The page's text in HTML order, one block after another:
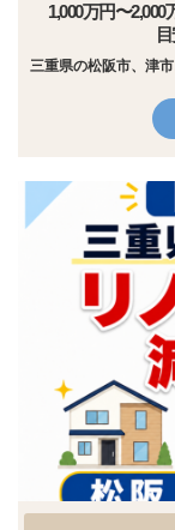
1,000万円〜
三重県の松阪市、津